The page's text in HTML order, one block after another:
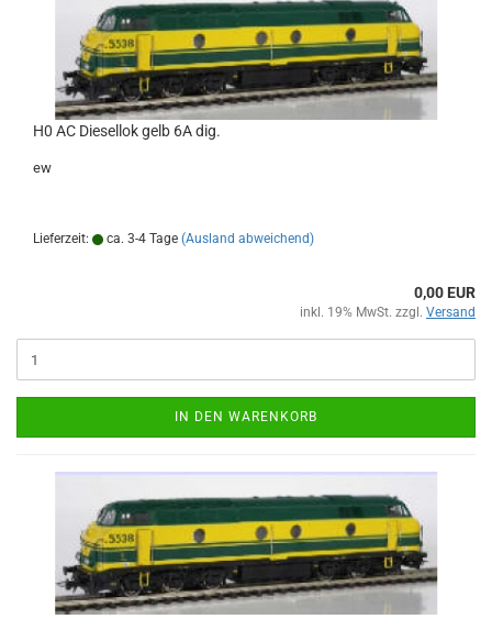
H0 AC Diesellok gelb 6A dig.
ew
Lieferzeit: ca. 3-4 Tage (Ausland abweichend)
0,00 EUR
inkl. 19% MwSt. zzgl. Versand
IN DEN WARENKORB